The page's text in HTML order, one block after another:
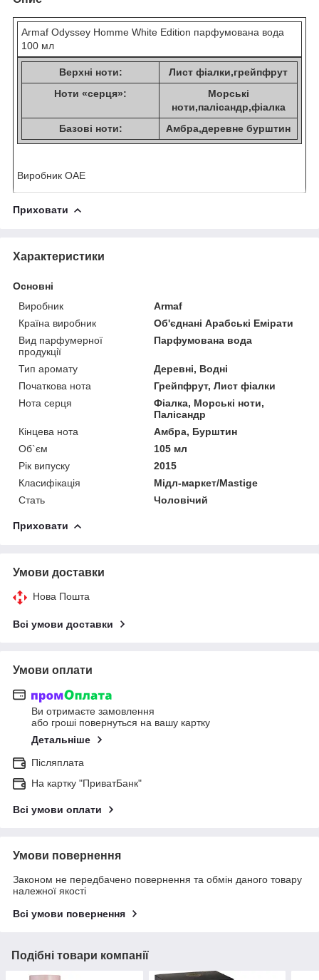
Armaf Odyssey Homme White Edition парфумована вода
100 мл
Верхні ноти:
Лист фіалки,грейпфрут
Ноти «серця»:
Морські
ноти,палісандр,фіалка
Базові ноти:
Амбра,деревне бурштин
Виробник ОАЕ
Приховати
Характеристики
Основні
Виробник
Armaf
Країна виробник
Об'єднані Арабські Емірати
Вид парфумерної
продукції
Парфумована вода
Тип аромату
Деревні, Водні
Початкова нота
Грейпфрут, Лист фіалки
Нота серця
Фіалка, Морські ноти,
Палісандр
Кінцева нота
Амбра, Бурштин
Об`єм
105 мл
Рік випуску
2015
Класифікація
Мідл-маркет/Mastige
Стать
Чоловічий
Приховати
Умови доставки
Нова Пошта
Всі умови доставки
Умови оплати
Ви отримаєте замовлення
або гроші повернуться на вашу картку
Детальніше
Післяплата
На картку "ПриватБанк"
Всі умови оплати
Умови повернення
Законом не передбачено повернення та обмін даного товару
належної якості
Всі умови повернення
Подібні товари компанії